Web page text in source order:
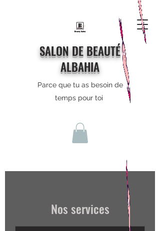
SALON DE BEAUTÉ
ALBAHIA
Parce que tu as besoin de
temps pour toi
Nos services